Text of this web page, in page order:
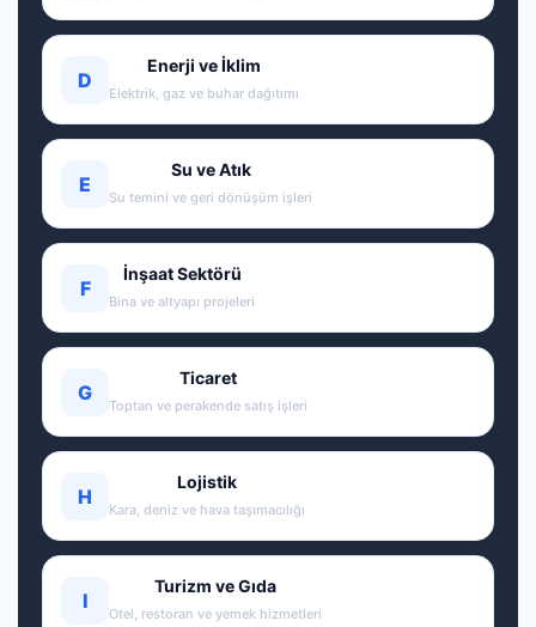
D
Enerji ve İklim
Elektrik, gaz ve buhar dağıtımı
E
Su ve Atık
Su temini ve geri dönüşüm işleri
F
İnşaat Sektörü
Bina ve altyapı projeleri
G
Ticaret
Toptan ve perakende satış işleri
H
Lojistik
Kara, deniz ve hava taşımacılığı
I
Turizm ve Gıda
Otel, restoran ve yemek hizmetleri